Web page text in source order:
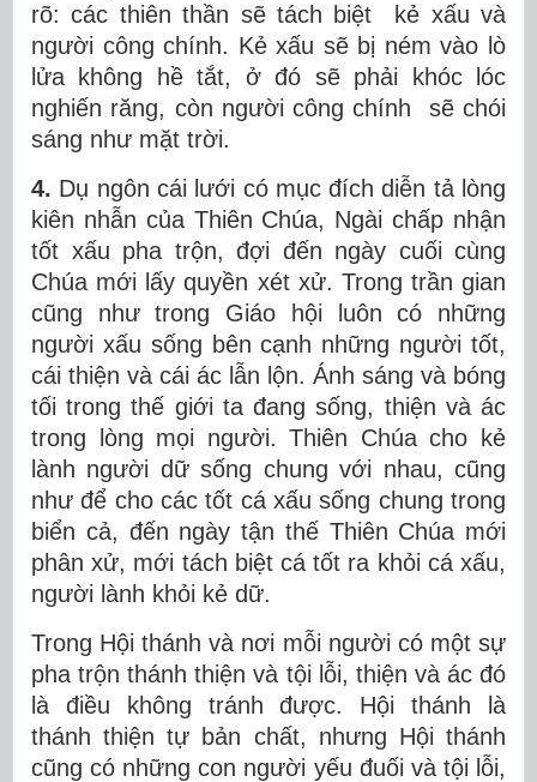
rõ: các thiên thần sẽ tách biệt kẻ xấu và
người công chính. Kẻ xấu sẽ bị ném vào lò
lửa không hề tắt, ở đó sẽ phải khóc lóc
nghiến răng, còn người công chính sẽ chói
sáng như mặt trời.
4. Dụ ngôn cái lưới có mục đích diễn tả lòng
kiên nhẫn của Thiên Chúa, Ngài chấp nhận
tốt xấu pha trộn, đợi đến ngày cuối cùng
Chúa mới lấy quyền xét xử. Trong trần gian
cũng như trong Giáo hội luôn có những
người xấu sống bên cạnh những người tốt,
cái thiện và cái ác lẫn lộn. Ánh sáng và bóng
tối trong thế giới ta đang sống, thiện và ác
trong lòng mọi người. Thiên Chúa cho kẻ
lành người dữ sống chung với nhau, cũng
như để cho các tốt cá xấu sống chung trong
biển cả, đến ngày tận thế Thiên Chúa mới
phân xử, mới tách biệt cá tốt ra khỏi cá xấu,
người lành khỏi kẻ dữ.
Trong Hội thánh và nơi mỗi người có một sự
pha trộn thánh thiện và tội lỗi, thiện và ác đó
là điều không tránh được. Hội thánh là
thánh thiện tự bản chất, nhưng Hội thánh
cũng có những con người yếu đuối và tội lỗi,